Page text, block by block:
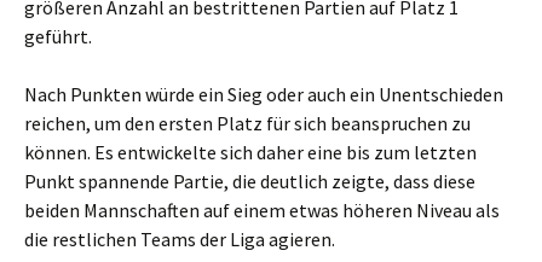
größeren Anzahl an bestrittenen Partien auf Platz 1
geführt.
Nach Punkten würde ein Sieg oder auch ein Unentschieden
reichen, um den ersten Platz für sich beanspruchen zu
können. Es entwickelte sich daher eine bis zum letzten
Punkt spannende Partie, die deutlich zeigte, dass diese
beiden Mannschaften auf einem etwas höheren Niveau als
die restlichen Teams der Liga agieren.